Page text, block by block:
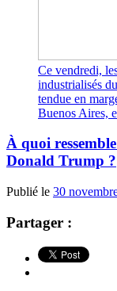
Ce vendredi,
industrialisés
tendue en
Buenos Aires,
À quoi
Donald Trump ?
Publié le 30
Partager :